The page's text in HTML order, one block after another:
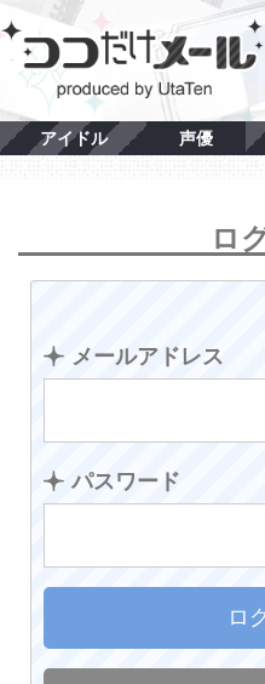
アイドル 声優
ロ
メールアドレス
パスワード
ロ